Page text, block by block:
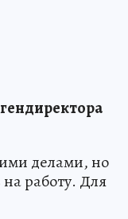
делами, но
работу. Для